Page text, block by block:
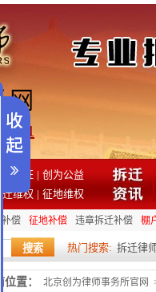
户见证 | 创为公益
迁维权 | 征地维权
偿 征地补偿 违章拆迁补偿 棚
热门搜索: 拆迁律
位置： 北京创为律师事务所官网